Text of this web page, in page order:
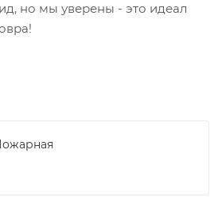
но мы уверены - это идеал